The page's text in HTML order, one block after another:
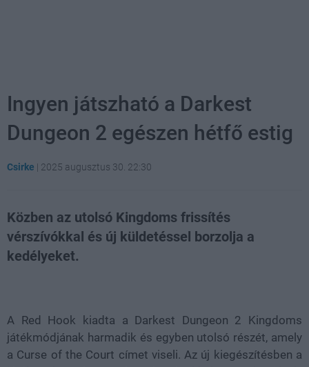
Ingyen játszható a Darkest
Dungeon 2 egészen hétfő estig
Csirke | 2025 augusztus 30. 22:30
Közben az utolsó Kingdoms frissítés
vérszívókkal és új küldetéssel borzolja a
kedélyeket.
A Red Hook kiadta a Darkest Dungeon 2 Kingdoms
játékmódjának harmadik és egyben utolsó részét, amely
a Curse of the Court címet viseli. Az új kiegészítésben a